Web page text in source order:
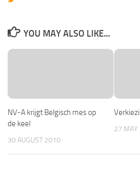
YOU MAY ALSO LIKE...
NV-A krijgt Belgisch mes op
de keel
30 AUGUST 2010
27